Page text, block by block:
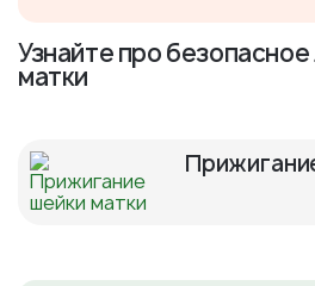
Узнайте про
матки